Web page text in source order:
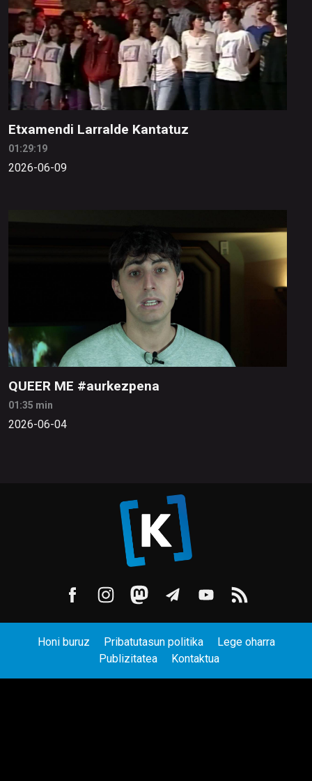
Etxamendi Larralde Kantatuz
01:29:19
2026-06-09
QUEER ME #aurkezpena
01:35 min
2026-06-04
Honi buruz Pribatutasun politika
Lege oharra
Publizitatea
Kontaktua